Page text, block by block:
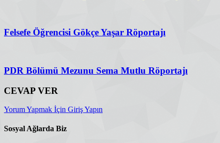
Felsefe Öğrencisi Gökçe Yaşar Röportajı
PDR Bölümü Mezunu Sema Mutlu Röportajı
CEVAP VER
Yorum Yapmak İçin Giriş Yapın
Sosyal Ağlarda Biz